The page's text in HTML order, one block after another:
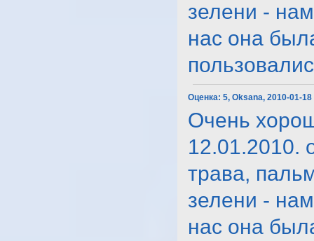
зелени -
нас она
Оценка:5, Oksana, 2010-01-18
Очень
12.01.2010.
трава,
зелени -
нас она